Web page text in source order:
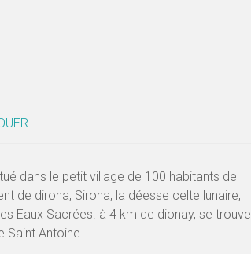
dans le petit village de 100 habitants de
de dirona, Sirona, la déesse celte lunaire,
Eaux Sacrées. à 4 km de dionay, se trouve
Saint Antoine